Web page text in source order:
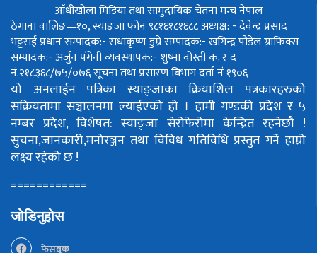
आँधीखोला मिडिया तथा सामुदायिक चेतना मन्च नेपाल
ठेगाना वालिङ—१०, स्याङजा फोन ९८१६१८१६८८अध्यक्ष: - देवेन्द्र प्रसाद
भट्टराईप्रधान सम्पादक:- राधाकृष्ण डुम्रेसम्पादक:- खगिन्द्र पौडेलग्राफिक्स
सम्पादक:- अर्जुन पंगेनीव्यवस्थापक:- शुष्मा वोस्तीक. र द
नं.२१८३६८/७५/०७६सूचना तथा प्रसारण बिभाग दर्ता नं १९०६
यो अनलाईन पत्रिका स्याङ्जाका क्रियाशिल पत्रकारहरुको
सक्रियतामा सञ्चालनमा ल्याईएको हो । हामी गण्डकी प्रदेश र ५
नम्बर प्रदेश, विशेषत: स्याङ्जा सेरोफेरोमा केन्द्रित रहनेछौ !
सुचना,जानकारी,मनोरञ्जन तथा विविध गतिविधि प्रस्तुत गर्ने हाम्रो
लक्ष्य रहेको छ !
============
जोडिनुहोस
फेसबुक